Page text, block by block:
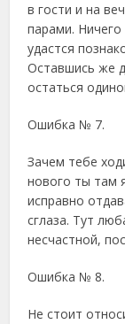
в гости и на
парами.
удастся
Оставшись же
остаться
Ошибка № 7.
Зачем тебе
нового ты там
исправно
сглаза. Тут
несчастной,
Ошибка № 8.
Не стоит